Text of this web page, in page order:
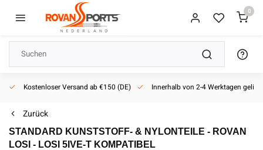
0
Kostenloser Versand ab €150 (DE) Innerhalb von 2-4 Werktagen
Zurück
STANDARD KUNSTSTOFF- & NYLONTEILE - ROVAN
LOSI - LOSI 5IVE-T KOMPATIBEL